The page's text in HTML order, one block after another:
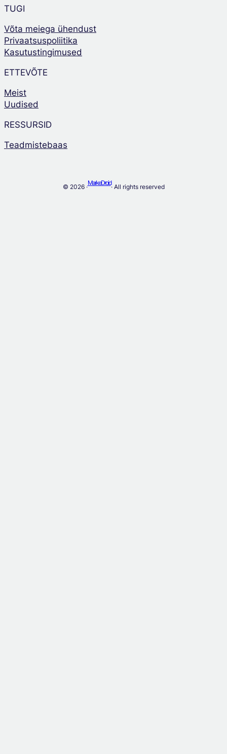
TUGI
Võta meiega ühendust
Privaatsuspoliitika
Kasutustingimused
ETTEVÕTE
Meist
Uudised
RESSURSID
Teadmistebaas
© 2026 ·
MarkeDroid
· All rights reserved